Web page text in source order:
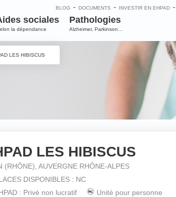
BLOG - DOCUMENTS - INVESTIR EN EHPAD-
sociales
la dépendance
Pathologies
Alzheimer, Parkinson…
LES HIBISCUS
(RHÔNE), AUVERGNE RHÔNE-ALPES
DISPONIBLES : NC
: Privé non lucratif
Unité pour personne
LES HIBISCUS